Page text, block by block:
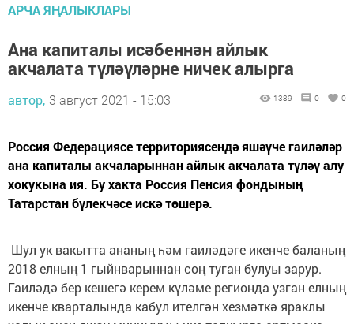
АРЧА ЯҢАЛЫКЛАРЫ
Ана капиталы исәбеннән айлык
акчалата түләүләрне ничек алырга
автор, 3 август 2021 - 15:03 1389 0 0
Россия Федерациясе территориясендә яшәүче гаиләләр
ана капиталы акчаларыннан айлык акчалата түләү алу
хокукына ия. Бу хакта Россия Пенсия фондының
Татарстан бүлекчәсе искә төшерә.
Шул ук вакытта ананың һәм гаиләдәге икенче баланың
2018 елның 1 гыйнварыннан соң туган булуы зарур.
Гаиләдә бер кешегә керем күләме регионда узган елның
икенче кварталында кабул ителгән хезмәткә яраклы